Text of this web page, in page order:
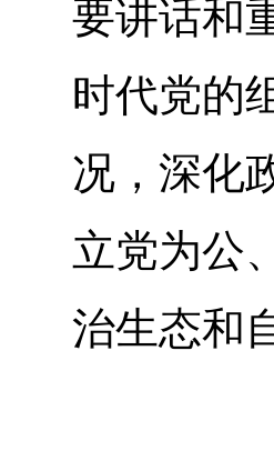
要讲话和
时代党的
况，深化
立党为公
治生态和